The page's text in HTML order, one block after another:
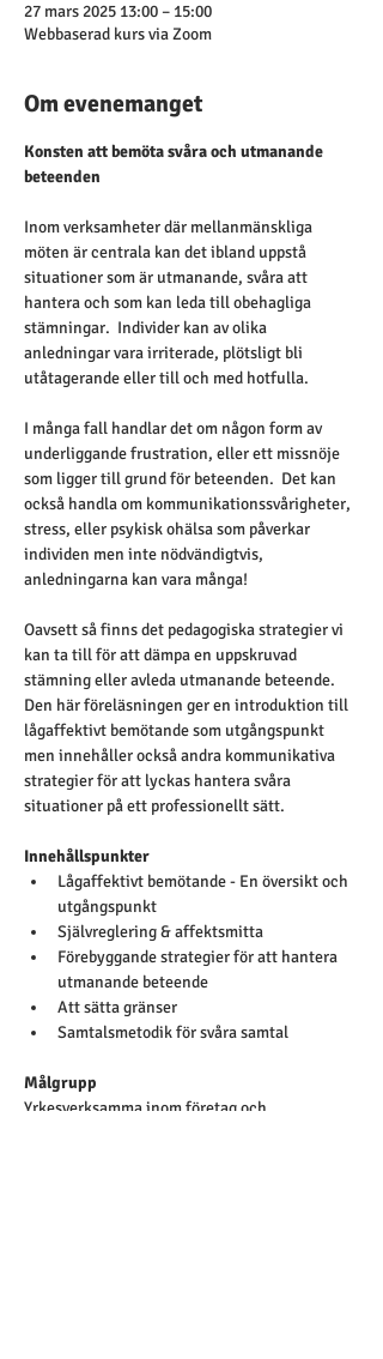
27 mars 2025 13:00 – 15:00
Webbaserad kurs via Zoom
Om evenemanget
Konsten att bemöta svåra och utmanande
beteenden
Inom verksamheter där mellanmänskliga
möten är centrala kan det ibland uppstå
situationer som är utmanande, svåra att
hantera och som kan leda till obehagliga
stämningar.  Individer kan av olika
anledningar vara irriterade, plötsligt bli
utåtagerande eller till och med hotfulla.
I många fall handlar det om någon form av
underliggande frustration, eller ett missnöje
som ligger till grund för beteenden.  Det kan
också handla om kommunikationssvårigheter,
stress, eller psykisk ohälsa som påverkar
individen men inte nödvändigtvis,
anledningarna kan vara många!
Oavsett så finns det pedagogiska strategier vi
kan ta till för att dämpa en uppskruvad
stämning eller avleda utmanande beteende.
Den här föreläsningen ger en introduktion till
lågaffektivt bemötande som utgångspunkt
men innehåller också andra kommunikativa
strategier för att lyckas hantera svåra
situationer på ett professionellt sätt.
Innehållspunkter
Lågaffektivt bemötande - En översikt och
utgångspunkt
Självreglering & affektsmitta
Förebyggande strategier för att hantera
utmanande beteende
Att sätta gränser
Samtalsmetodik för svåra samtal
Målgrupp
Yrkesverksamma inom företag och